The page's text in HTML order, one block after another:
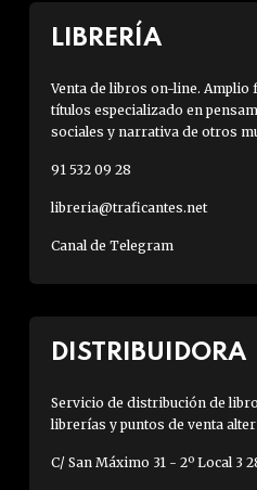
LIBRERÍA
Venta de libros on-line. Amplio
títulos especializado en
sociales y narrativa de otros
91 532 09 28
libreria@traficantes.net
Canal de Telegram
DISTRIBUIDORA
Servicio de distribución de
librerías y puntos de venta
C/ San Máximo 31 - 2º Local 3